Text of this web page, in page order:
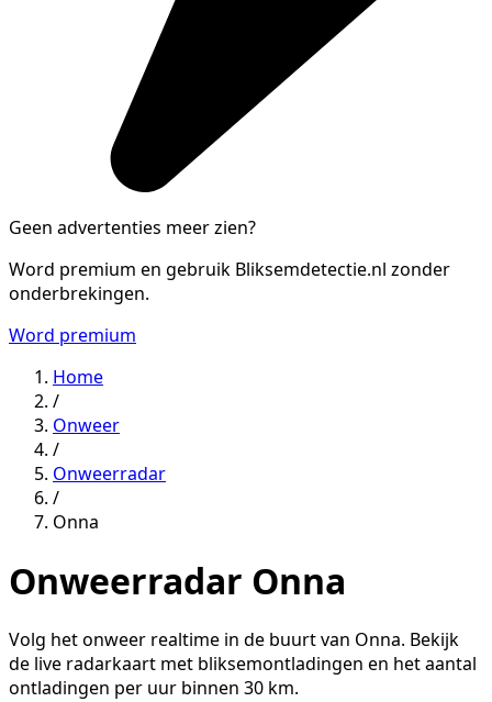
Geen advertenties meer zien?
Word premium en gebruik Bliksemdetectie.nl zonder
onderbrekingen.
Word premium
Home
/
Onweer
/
Onweerradar
/
Onna
Onweerradar Onna
Volg het onweer realtime in de buurt van Onna. Bekijk
de live radarkaart met bliksemontladingen en het aantal
ontladingen per uur binnen 30 km.